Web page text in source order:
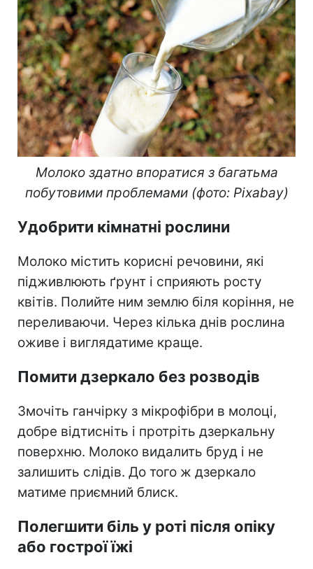
Молоко здатно впоратися з багатьма
побутовими проблемами (фото: Pixabay)
Удобрити кімнатні рослини
Молоко містить корисні речовини, які
підживлюють ґрунт і сприяють росту
квітів. Полийте ним землю біля коріння, не
переливаючи. Через кілька днів рослина
оживе і виглядатиме краще.
Помити дзеркало без розводів
Змочіть ганчірку з мікрофібри в молоці,
добре відтисніть і протріть дзеркальну
поверхню. Молоко видалить бруд і не
залишить слідів. До того ж дзеркало
матиме приємний блиск.
Полегшити біль у роті після опіку
або гострої їжі